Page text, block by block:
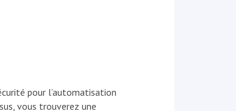
pour l’automatisation
vous trouverez une